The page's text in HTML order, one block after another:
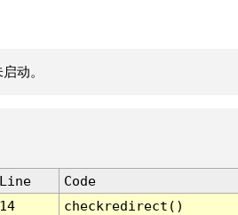
动。
Line
Code
14
checkredirect()